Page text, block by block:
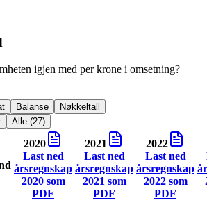
igjen med per krone i omsetning?
Balanse
Nøkkeltall
Alle (27)
2020
Last ned
årsregnskap
2020som
PDF
2021
Last ned
årsregnskap
2021 som
PDF
2022
Last ned
årsregnskap
2022som
PDF